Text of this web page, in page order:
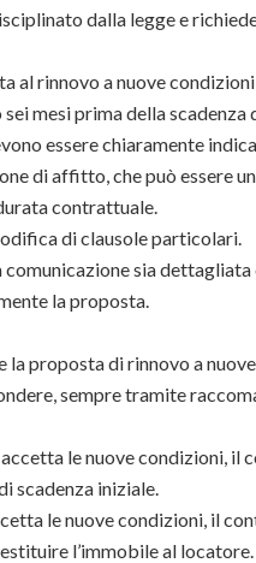
dalla legge e
al rinnovo a nuove
sei mesi prima della
essere chiaramente
di affitto, che può essere
contrattuale.
di clausole particolari.
comunicazione sia
la proposta.
la proposta di rinnovo a
sempre tramite
le nuove condizioni,
scadenza iniziale.
le nuove condizioni, il
l’immobile al locatore.